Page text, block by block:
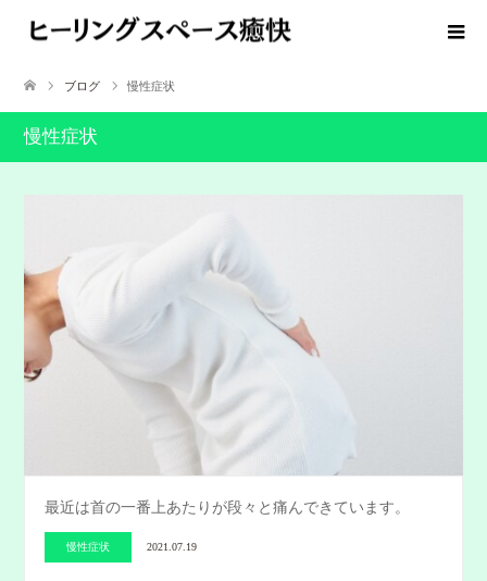
ブログ 慢性症状
慢性症状
最近は首の一番上あたりが段々と痛んできています。
慢性症状 2021.07.19